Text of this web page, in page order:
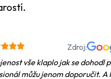
Zdroj:
vše klaplo jak se dohodl
můžu jenom doporučit. A